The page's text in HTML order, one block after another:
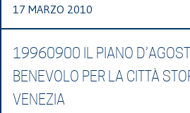
17 MARZO 2010
19960900 IL PIANO
BENEVOLO PER LA CITTÀ
VENEZIA